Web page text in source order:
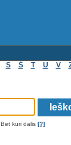
S Š T U V
Bet kuri dalis [?]